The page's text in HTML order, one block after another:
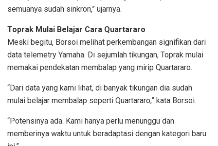
semuanya sudah sinkron,” ujarnya.
Toprak Mulai Belajar Cara Quartararo
Meski begitu, Borsoi melihat perkembangan signifikan dari
data telemetry Yamaha. Di sejumlah tikungan, Toprak mulai
memakai pendekatan membalap yang mirip Quartararo.
“Dari data yang kami lihat, di banyak tikungan dia sudah
mulai belajar membalap seperti Quartararo,” kata Borsoi.
“Potensinya ada. Kami hanya perlu menunggu dan
memberinya waktu untuk beradaptasi dengan kategori baru